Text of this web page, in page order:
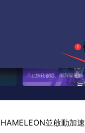
並啟動加速